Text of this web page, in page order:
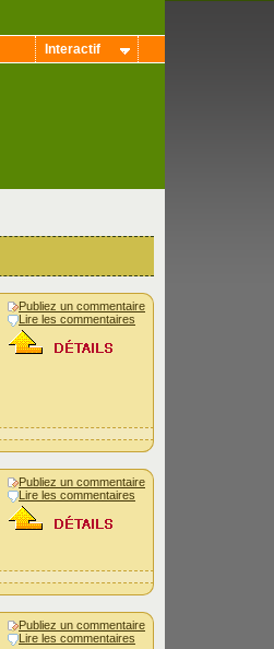
Interactif
Publiez un commentaire
Lire les commentaires
Publiez un commentaire
Lire les commentaires
Publiez un commentaire
Lire les commentaires